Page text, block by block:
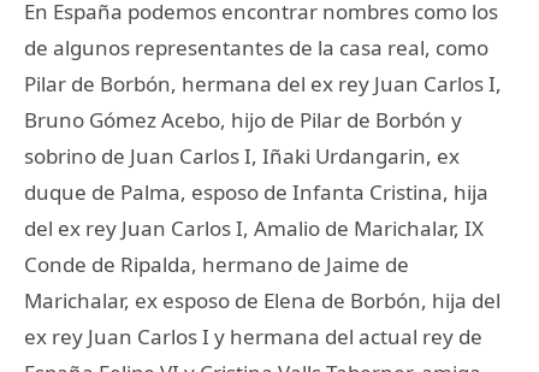
En España podemos encontrar nombres como los
de algunos representantes de la casa real, como
Pilar de Borbón, hermana del ex rey Juan Carlos I,
Bruno Gómez Acebo, hijo de Pilar de Borbón y
sobrino de Juan Carlos I, Iñaki Urdangarin, ex
duque de Palma, esposo de Infanta Cristina, hija
del ex rey Juan Carlos I, Amalio de Marichalar, IX
Conde de Ripalda, hermano de Jaime de
Marichalar, ex esposo de Elena de Borbón, hija del
ex rey Juan Carlos I y hermana del actual rey de